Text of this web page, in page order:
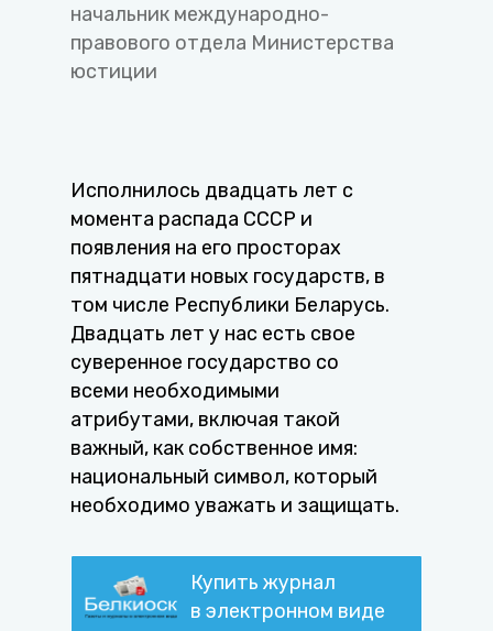
начальник международно-
правового отдела Министерства
юстиции
Исполнилось двадцать лет с
момента распада СССР и
появления на его просторах
пятнадцати новых государств, в
том числе Республики Беларусь.
Двадцать лет у нас есть свое
суверенное государство со
всеми необходимыми
атрибутами, включая такой
важный, как собственное имя:
национальный символ, который
необходимо уважать и защищать.
Купить журнал
в электронном виде